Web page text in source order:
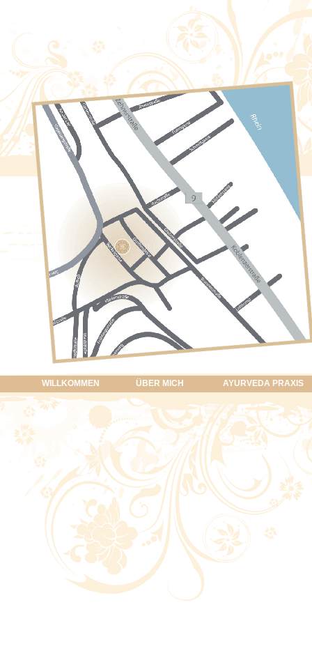
WILLKOMMEN ÜBER MICH AYURVEDA PRAXIS